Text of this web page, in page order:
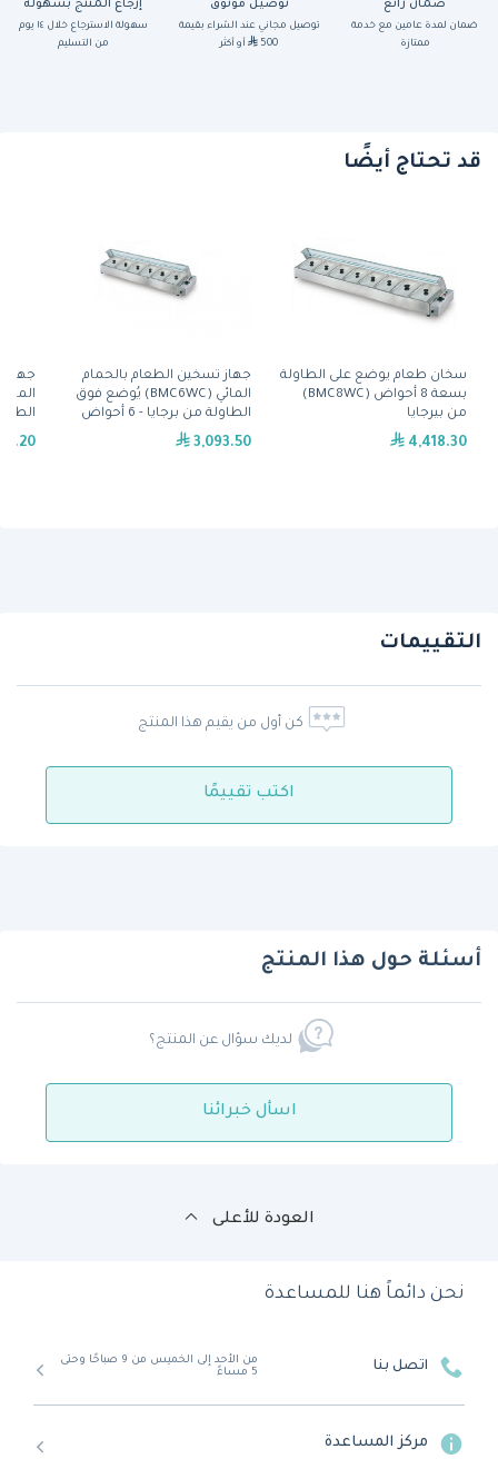
ضمان رائع
ضمان لمدة عامين مع خدمة
ممتازة
توصيل موثوق
توصيل مجاني عند الشراء بقيمة
500
أو أكثر
إرجاع المنتج بسهولة
سهولة الاسترجاع خلال ١٤ يوم
من التسليم
قد تحتاج أيضًا
سخان طعام يوضع على الطاولة
بسعة 8 أحواض (BMC8WC)
من بيرجايا
4,418.30
جهاز تسخين الطعام بالحمام
المائي (BMC6WC) يُوضع فوق
الطاولة من برجايا - 6 أحواض
3,093.50
جهاز
التقييمات
كن أول من يقيم هذا المنتج
اكتب تقييمًا
أسئلة حول هذا المنتج
لديك سؤال عن المنتج؟
اسأل خبرائنا
العودة للأعلى
نحن دائماً هنا للمساعدة
اتصل بنا
من الأحد إلى الخميس من 9 صباحًا وحتى
5 مساءً
مركز المساعدة